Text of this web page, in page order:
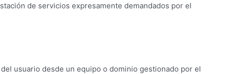
de servicios expresamente demandados por el
usuario desde un equipo o dominio gestionado por el